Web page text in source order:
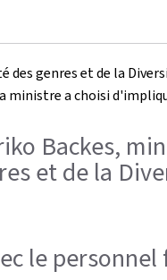
des genres et de la
ministre a choisi
Backes,
et de la
le personnel